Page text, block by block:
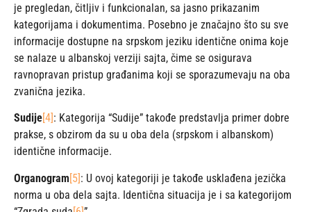
je pregledan, čitljiv i funkcionalan, sa jasno prikazanim
kategorijama i dokumentima. Posebno je značajno što su sve
informacije dostupne na srpskom jeziku identične onima koje
se nalaze u albanskoj verziji sajta, čime se osigurava
ravnopravan pristup građanima koji se sporazumevaju na oba
zvanična jezika.
Sudije [4] : Kategorija “Sudije” takođe predstavlja primer dobre
prakse, s obzirom da su u oba dela (srpskom i albanskom)
identične informacije.
Organogram[5]: U ovoj kategoriji je takođe usklađena jezička
norma u oba dela sajta. Identična situacija je i sa kategorijom